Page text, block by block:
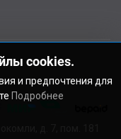
д. 7, пом. 181
cookies.
и предпочтения для
Подробнее